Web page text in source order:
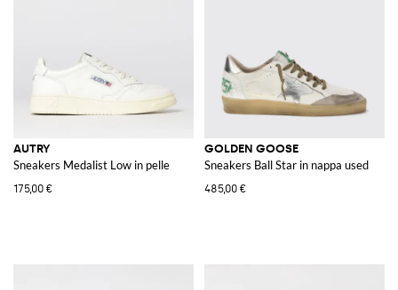
AUTRY
Sneakers Medalist Low in pelle
175,00 €
GOLDEN GOOSE
Sneakers Ball Star in nappa used
485,00 €